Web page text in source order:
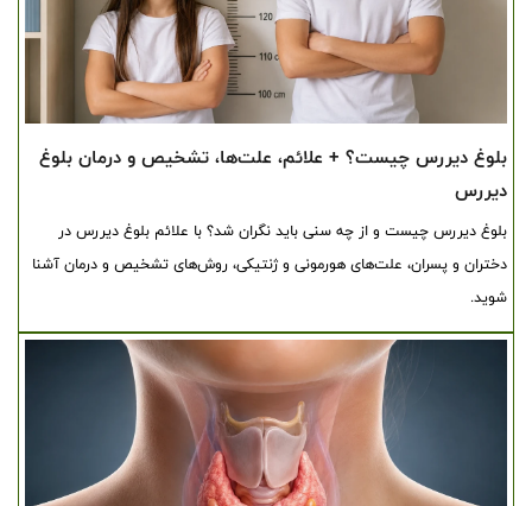
بلوغ دیررس چیست؟ + علائم، علت‌ها، تشخیص و درمان بلوغ
دیررس
بلوغ دیررس چیست و از چه سنی باید نگران شد؟ با علائم بلوغ دیررس در
دختران و پسران، علت‌های هورمونی و ژنتیکی، روش‌های تشخیص و درمان آشنا
شوید.